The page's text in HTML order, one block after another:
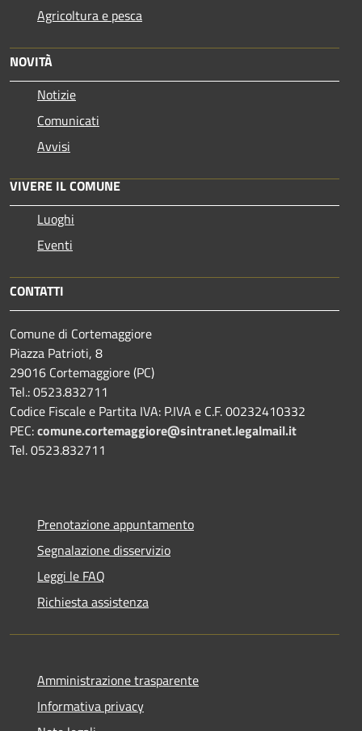
Agricoltura e pesca
NOVITÀ
Notizie
Comunicati
Avvisi
VIVERE IL COMUNE
Luoghi
Eventi
CONTATTI
Comune di Cortemaggiore
Piazza Patrioti, 8
29016 Cortemaggiore (PC)
Tel.: 0523.832711
Codice Fiscale e Partita IVA: P.IVA e C.F. 00232410332
PEC:comune.cortemaggiore@sintranet.legalmail.it
Tel. 0523.832711
Prenotazione appuntamento
Segnalazione disservizio
Leggi le FAQ
Richiesta assistenza
Amministrazione trasparente
Informativa privacy